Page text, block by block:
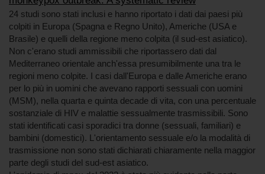
24 studi sono stati inclusi e hanno riportato i dati dai paesi più
colpiti in Europa (Spagna e Regno Unito), Americhe (USA e
Brasile) e quelli della regione meno colpita (il sud-est asiatico).
Non c'erano studi ammissibili che riportassero dati dal
Mediterraneo orientale anch'essa presumibilmente una tra le
regioni meno colpite. I casi dall'Europa e dalle Americhe erano
per lo più in uomini che avevano rapporti sessuali con uomini
(MSM), nella quarta e quinta decade di vita, con una percentuale
sostanziale di HIV e malattie sessualmente trasmissibili. Sono
stati identificati casi sporadici tra donne (sessuali, familiari) e
bambini (domestici). L'orientamento sessuale e/o la modalità di
trasmissione non sono stati dichiarati chiaramente nella maggior
parte degli studi del sud-est asiatico.